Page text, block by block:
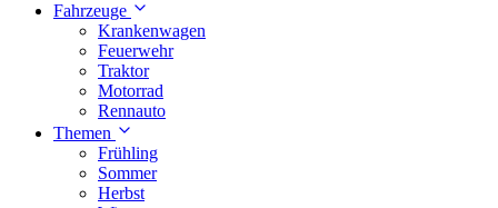
Fahrzeuge
Krankenwagen
Feuerwehr
Traktor
Motorrad
Rennauto
Themen
Frühling
Sommer
Herbst